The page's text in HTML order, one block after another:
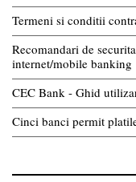
Termeni si conditii
Recomandari de
internet/mobile banking
CEC Bank - Ghid
Cinci banci permit